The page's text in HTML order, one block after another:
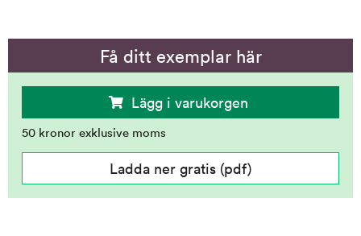
Få ditt exemplar här
Lägg i varukorgen
50 kronor exklusive moms
Ladda ner gratis (pdf)
(Mötas
av
hinder